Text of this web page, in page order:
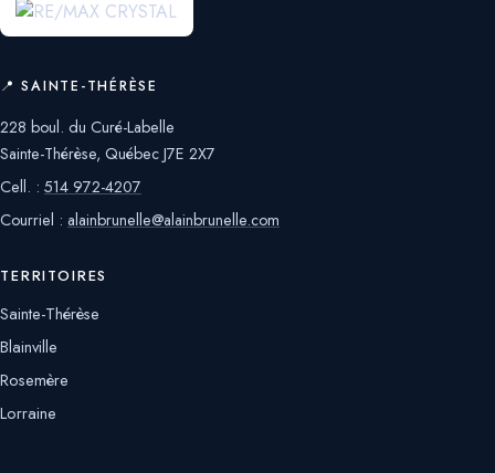
📍 SAINTE-THÉRÈSE
228 boul. du Curé-Labelle
Sainte-Thérèse, Québec J7E 2X7
Cell. : 514 972-4207
Courriel : alainbrunelle@alainbrunelle.com
TERRITOIRES
Sainte-Thérèse
Blainville
Rosemère
Lorraine